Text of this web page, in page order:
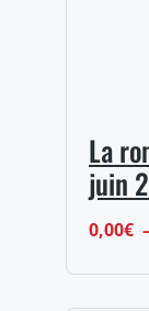
La
juin
0,00€